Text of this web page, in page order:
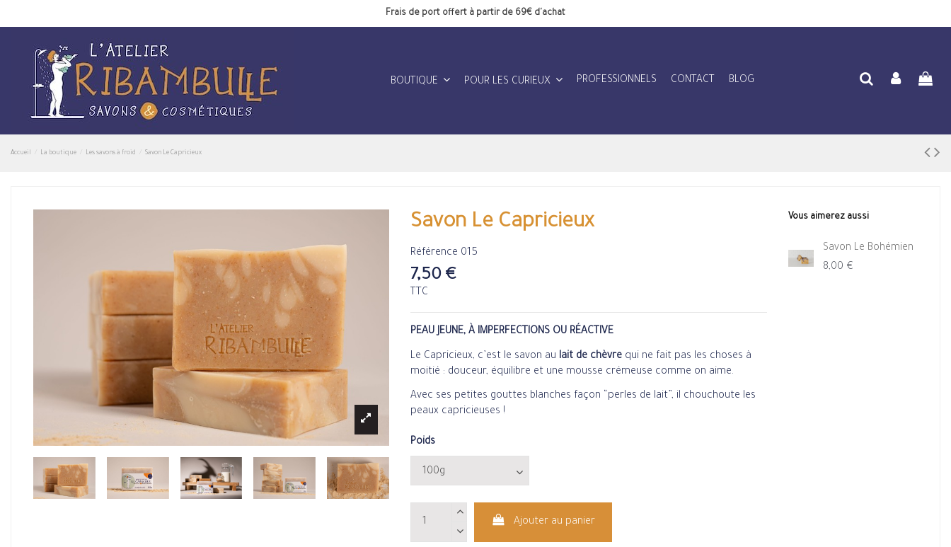
Frais de port offert à partir de 69€ d'achat
BOUTIQUE POUR LES CURIEUX PROFESSIONNELS CONTACT BLOG
Accueil La boutique Les savons à froid Savon Le Capricieux
Savon Le Capricieux
Référence 015
7,50 €
TTC
PEAU JEUNE, À IMPERFECTIONS OU RÉACTIVE
Le Capricieux, c’est le savon au lait de chèvre qui ne fait pas les choses à
moitié : douceur, équilibre et une mousse crémeuse comme on aime.
Avec ses petites gouttes blanches façon “perles de lait”, il chouchoute les
peaux capricieuses !
Poids
Ajouter au panier
Vous aimerez aussi
Savon Le Bohémien
8,00 €